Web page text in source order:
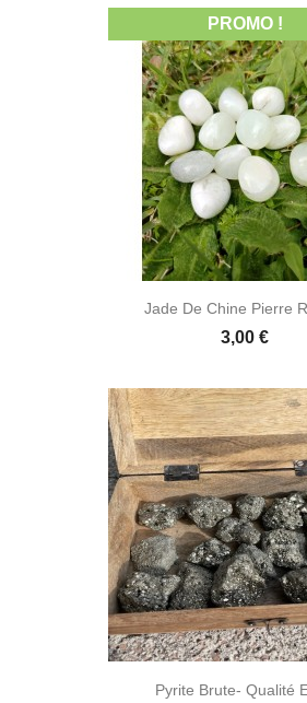
Jade De Chine Pierre
3,00 €
PROMO !
Pyrite Brute- Qualité